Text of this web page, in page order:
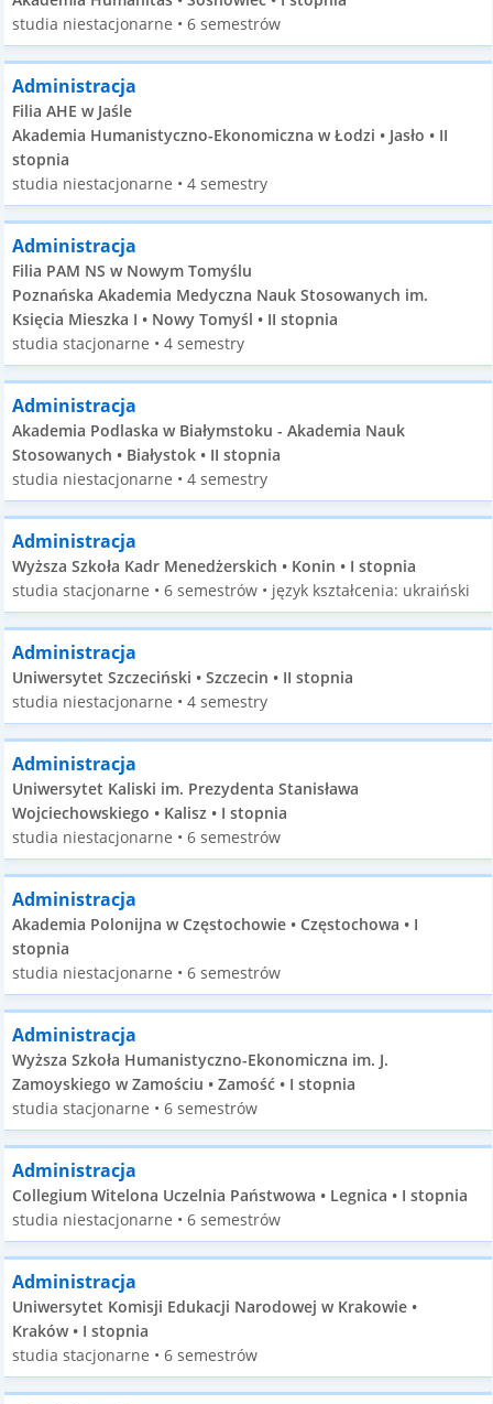
studia niestacjonarne • 6 semestrów
Administracja
Filia AHE w Jaśle
Akademia Humanistyczno-Ekonomiczna w Łodzi • Jasło • II
stopnia
studia niestacjonarne • 4 semestry
Administracja
Filia PAM NS w Nowym Tomyślu
Poznańska Akademia Medyczna Nauk Stosowanych im.
Księcia Mieszka I • Nowy Tomyśl • II stopnia
studia stacjonarne • 4 semestry
Administracja
Akademia Podlaska w Białymstoku - Akademia Nauk
Stosowanych • Białystok • II stopnia
studia niestacjonarne • 4 semestry
Administracja
Wyższa Szkoła Kadr Menedżerskich • Konin • I stopnia
studia stacjonarne • 6 semestrów • język kształcenia: ukraiński
Administracja
Uniwersytet Szczeciński • Szczecin • II stopnia
studia niestacjonarne • 4 semestry
Administracja
Uniwersytet Kaliski im. Prezydenta Stanisława
Wojciechowskiego • Kalisz • I stopnia
studia niestacjonarne • 6 semestrów
Administracja
Akademia Polonijna w Częstochowie • Częstochowa • I
stopnia
studia niestacjonarne • 6 semestrów
Administracja
Wyższa Szkoła Humanistyczno-Ekonomiczna im. J.
Zamoyskiego w Zamościu • Zamość • I stopnia
studia stacjonarne • 6 semestrów
Administracja
Collegium Witelona Uczelnia Państwowa • Legnica • I stopnia
studia niestacjonarne • 6 semestrów
Administracja
Uniwersytet Komisji Edukacji Narodowej w Krakowie •
Kraków • I stopnia
studia stacjonarne • 6 semestrów